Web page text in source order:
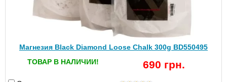
Магнезия Black Diamond Loose Chalk 300g BD550495
ТОВАР В НАЛИЧИИ!
690 грн.